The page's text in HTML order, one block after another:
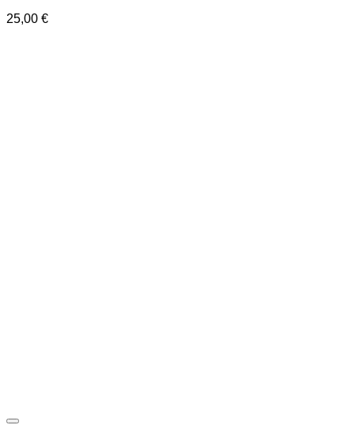
25,00 €